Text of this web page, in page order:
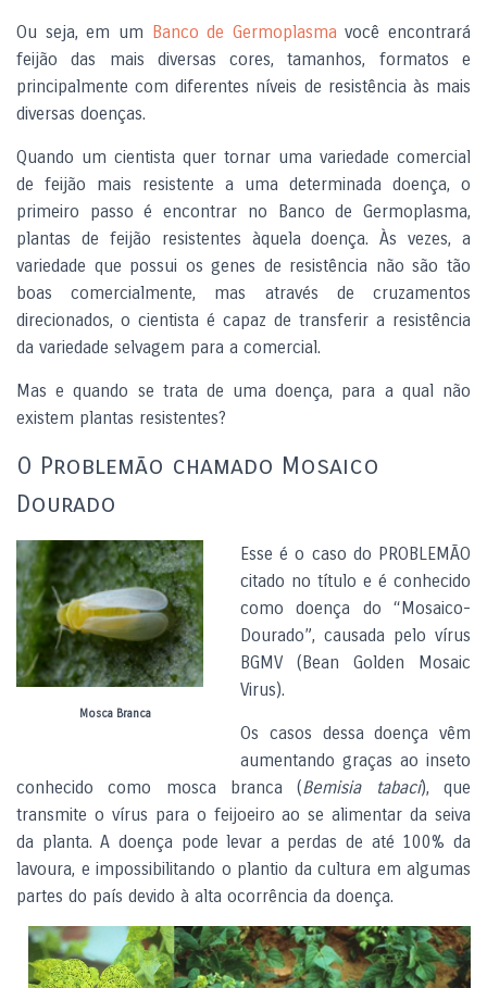
Ou seja, em um Banco de Germoplasma você encontrará
feijão das mais diversas cores, tamanhos, formatos e
principalmente com diferentes níveis de resistência às mais
diversas doenças.
Quando um cientista quer tornar uma variedade comercial
de feijão mais resistente a uma determinada doença, o
primeiro passo é encontrar no Banco de Germoplasma,
plantas de feijão resistentes àquela doença. Às vezes, a
variedade que possui os genes de resistência não são tão
boas comercialmente, mas através de cruzamentos
direcionados, o cientista é capaz de transferir a resistência
da variedade selvagem para a comercial.
Mas e quando se trata de uma doença, para a qual não
existem plantas resistentes?
O Problemão chamado Mosaico
Dourado
Mosca Branca
Esse é o caso do PROBLEMÃO
citado no título e é conhecido
como doença do “Mosaico-
Dourado”, causada pelo vírus
BGMV (Bean Golden Mosaic
Virus).
Os casos dessa doença vêm
aumentando graças ao inseto
conhecido como mosca branca (Bemisia tabaci), que
transmite o vírus para o feijoeiro ao se alimentar da seiva
da planta. A doença pode levar a perdas de até 100% da
lavoura, e impossibilitando o plantio da cultura em algumas
partes do país devido à alta ocorrência da doença.